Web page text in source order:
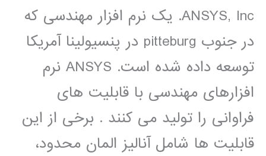
ANSYS, Inc. یک نرم افزار مهندسی که
در جنوب pitteburg در پنسیولینا آمریکا
توسعه داده شده است. ANSYS نرم
افزارهای مهندسی با قابلیت های
فراوانی را تولید می کنند . برخی از این
قابلیت ها شامل آنالیز المان محدود،